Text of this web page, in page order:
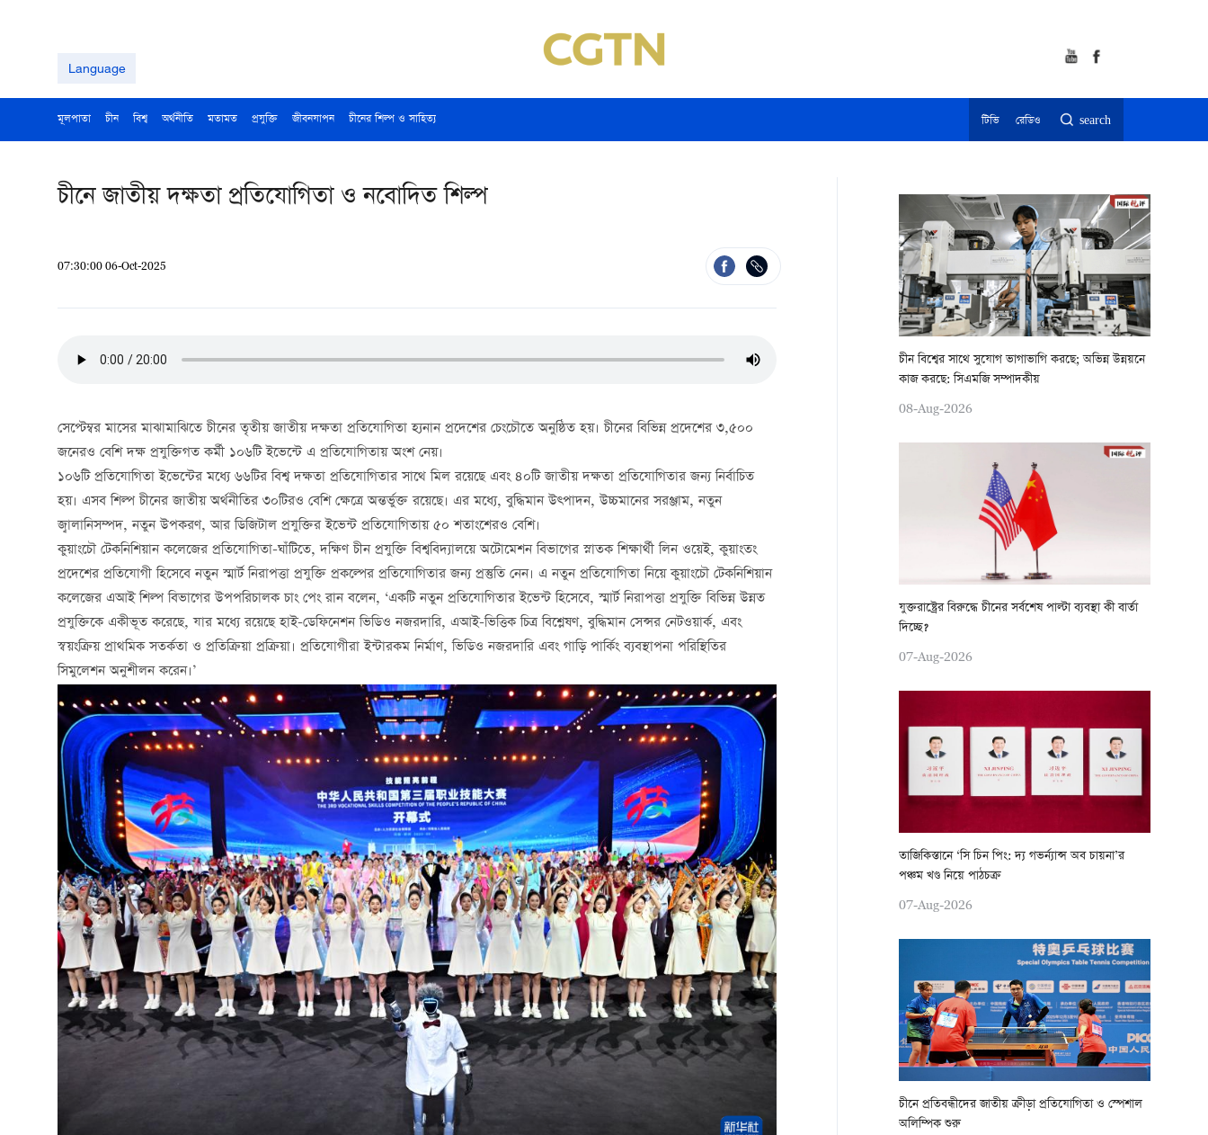
Language
মূলপাতা চীন বিশ্ব অর্থনীতি মতামত প্রযুক্তি জীবনযাপন চীনের শিল্প ও সাহিত্য টিভি রেডিও search
চীনে জাতীয় দক্ষতা প্রতিযোগিতা ও নবোদিত শিল্প
07:30:00 06-Oct-2025
সেপ্টেম্বর মাসের মাঝামাঝিতে চীনের তৃতীয় জাতীয় দক্ষতা প্রতিযোগিতা হ্যনান প্রদেশের চেংচৌতে অনুষ্ঠিত হয়। চীনের বিভিন্ন প্রদেশের ৩,৫০০
জনেরও বেশি দক্ষ প্রযুক্তিগত কর্মী ১০৬টি ইভেন্টে এ প্রতিযোগিতায় অংশ নেয়।
১০৬টি প্রতিযোগিতা ইভেন্টের মধ্যে ৬৬টির বিশ্ব দক্ষতা প্রতিযোগিতার সাথে মিল রয়েছে এবং ৪০টি জাতীয় দক্ষতা প্রতিযোগিতার জন্য নির্বাচিত
হয়। এসব শিল্প চীনের জাতীয় অর্থনীতির ৩০টিরও বেশি ক্ষেত্রে অন্তর্ভুক্ত রয়েছে। এর মধ্যে, বুদ্ধিমান উত্পাদন, উচ্চমানের সরঞ্জাম, নতুন
জ্বালানিসম্পদ, নতুন উপকরণ, আর ডিজিটাল প্রযুক্তির ইভেন্ট প্রতিযোগিতায় ৫০ শতাংশেরও বেশি।
কুয়াংচৌ টেকনিশিয়ান কলেজের প্রতিযোগিতা-ঘাঁটিতে, দক্ষিণ চীন প্রযুক্তি বিশ্ববিদ্যালয়ে অটোমেশন বিভাগের স্নাতক শিক্ষার্থী লিন ওয়েই, কুয়াংতং
প্রদেশের প্রতিযোগী হিসেবে নতুন স্মার্ট নিরাপত্তা প্রযুক্তি প্রকল্পের প্রতিযোগিতার জন্য প্রস্তুতি নেন। এ নতুন প্রতিযোগিতা নিয়ে কুয়াংচৌ টেকনিশিয়ান
কলেজের এআই শিল্প বিভাগের উপপরিচালক চাং পেং রান বলেন, ‘একটি নতুন প্রতিযোগিতার ইভেন্ট হিসেবে, স্মার্ট নিরাপত্তা প্রযুক্তি বিভিন্ন উন্নত
প্রযুক্তিকে একীভূত করেছে, যার মধ্যে রয়েছে হাই-ডেফিনেশন ভিডিও নজরদারি, এআই-ভিত্তিক চিত্র বিশ্লেষণ, বুদ্ধিমান সেন্সর নেটওয়ার্ক, এবং
স্বয়ংক্রিয় প্রাথমিক সতর্কতা ও প্রতিক্রিয়া প্রক্রিয়া। প্রতিযোগীরা ইন্টারকম নির্মাণ, ভিডিও নজরদারি এবং গাড়ি পার্কিং ব্যবস্থাপনা পরিস্থিতির
সিমুলেশন অনুশীলন করেন।’
চীন বিশ্বের সাথে সুযোগ ভাগাভাগি করছে; অভিন্ন উন্নয়নে
কাজ করছে: সিএমজি সম্পাদকীয়
08-Aug-2026
যুক্তরাষ্ট্রের বিরুদ্ধে চীনের সর্বশেষ পাল্টা ব্যবস্থা কী বার্তা
দিচ্ছে?
07-Aug-2026
তাজিকিস্তানে ‘সি চিন পিং: দ্য গভর্ন্যান্স অব চায়না’র
পঞ্চম খণ্ড নিয়ে পাঠচক্র
07-Aug-2026
চীনে প্রতিবন্ধীদের জাতীয় ক্রীড়া প্রতিযোগিতা ও স্পেশাল
অলিম্পিক শুরু